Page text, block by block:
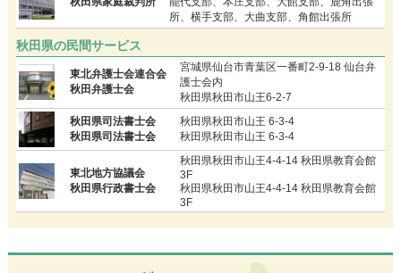
所、横手支部、大曲支部、角館出張所
秋田県の民間サービス
東北弁護士会連合会
秋田弁護士会
宮城県仙台市青葉区一番町2-9-18 仙台弁
護士会内
秋田県秋田市山王6-2-7
秋田県司法書士会
秋田県司法書士会
秋田県秋田市山王 6-3-4
秋田県秋田市山王 6-3-4
東北地方協議会
秋田県行政書士会
秋田県秋田市山王4-4-14 秋田県教育会館
3F
秋田県秋田市山王4-4-14 秋田県教育会館
3F